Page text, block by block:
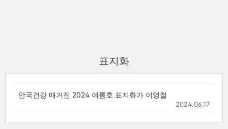
표지화
안국건강 매거진 2024 여름호 표지화가 이영철
2024.06.17